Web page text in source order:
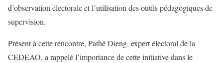
d’observation électorale et l’utilisation des outils pédagogiques de
supervision.
Présent à cette rencontre, Pathé Dieng, expert électoral de la
CEDEAO, a rappelé l’importance de cette initiative dans le